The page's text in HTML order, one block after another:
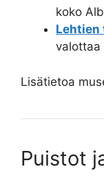
koko
Lehtien
valottaa
Lisätietoa
Puistot